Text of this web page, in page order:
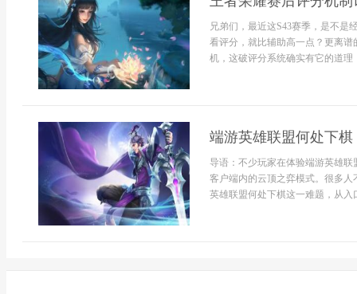
兄弟们，最近这S43赛季，是不是
看评分，就比辅助高一点？更离
机，这破评分系统确实有它的道
端游英雄联盟何处下棋
导语：不少玩家在体验端游英雄
客户端内的云顶之弈模式。很多
英雄联盟何处下棋这一难题，从